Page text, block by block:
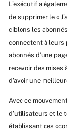
L’exécutif a
de supprimer le «
ciblons les
connectent à leurs
abonnés d’une
recevoir des mises
d’avoir une
Avec ce
d’utilisateurs et le
établissant ces